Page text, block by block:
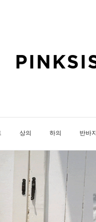
상의 하의 반바지